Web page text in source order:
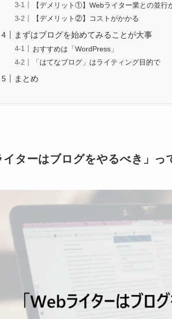
【デメリット①】Webライター業との並行
【デメリット②】コストがかかる
まずはブログを始めてみることが大事
おすすめは「WordPress」
「はてなブログ」はライティング目的で
まとめ
イターはブログをやるべき」っ